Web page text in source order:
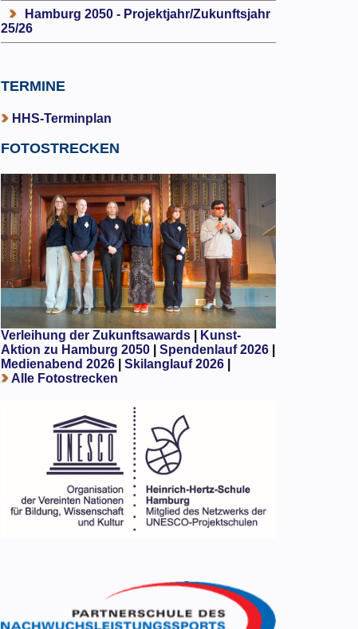
Hamburg 2050 - Projektjahr/Zukunftsjahr
25/26
TERMINE
HHS-Terminplan
FOTOSTRECKEN
Verleihung der Zukunftsawards|
Kunst-
Aktion zu Hamburg 2050
Spendenlauf 2026|
Medienabend 2026| Skilanglauf 2026|
Alle Fotostrecken